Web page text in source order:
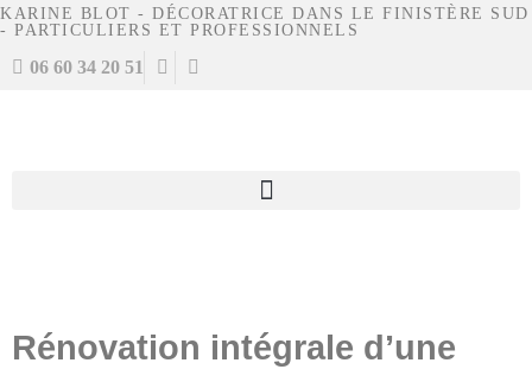
KARINE BLOT - DÉCORATRICE DANS LE FINISTÈRE SUD
- PARTICULIERS ET PROFESSIONNELS
06 60 34 20 51
Rénovation intégrale d’une